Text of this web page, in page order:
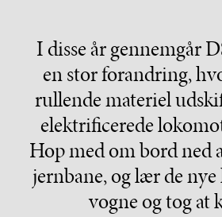
I disse år gennemgår
en stor forandring,
rullende materiel
elektrificerede
Hop med om bord ned
jernbane, og lær de
vogne og tog at